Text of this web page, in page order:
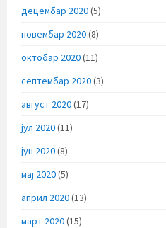
децембар 2020(5)
новембар 2020(8)
октобар 2020(11)
септембар 2020(3)
август 2020(17)
јул 2020(11)
јун 2020(8)
мај 2020(5)
април 2020(13)
март 2020(15)